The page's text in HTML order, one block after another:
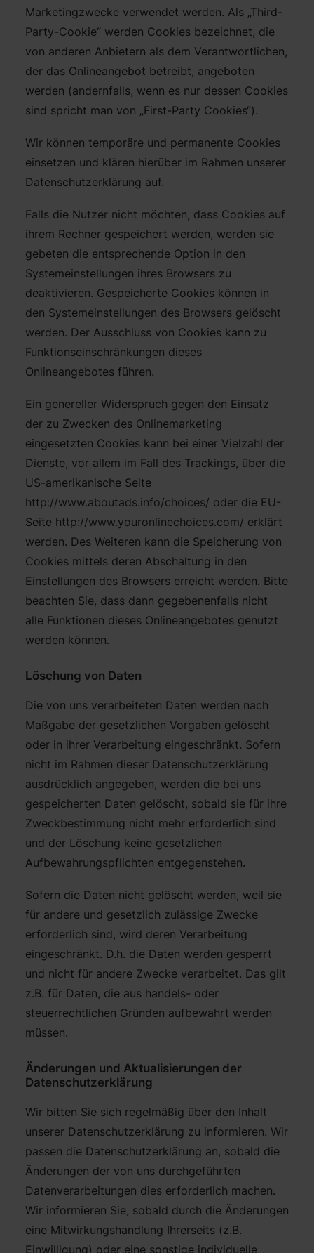
Marketingzwecke verwendet werden. Als „Third-
Party-Cookie“ werden Cookies bezeichnet, die
von anderen Anbietern als dem Verantwortlichen,
der das Onlineangebot betreibt, angeboten
werden (andernfalls, wenn es nur dessen Cookies
sind spricht man von „First-Party Cookies“).
Wir können temporäre und permanente Cookies
einsetzen und klären hierüber im Rahmen unserer
Datenschutzerklärung auf.
Falls die Nutzer nicht möchten, dass Cookies auf
ihrem Rechner gespeichert werden, werden sie
gebeten die entsprechende Option in den
Systemeinstellungen ihres Browsers zu
deaktivieren. Gespeicherte Cookies können in
den Systemeinstellungen des Browsers gelöscht
werden. Der Ausschluss von Cookies kann zu
Funktionseinschränkungen dieses
Onlineangebotes führen.
Ein genereller Widerspruch gegen den Einsatz
der zu Zwecken des Onlinemarketing
eingesetzten Cookies kann bei einer Vielzahl der
Dienste, vor allem im Fall des Trackings, über die
US-amerikanische Seite
http://www.aboutads.info/choices/ oder die EU-
Seite http://www.youronlinechoices.com/ erklärt
werden. Des Weiteren kann die Speicherung von
Cookies mittels deren Abschaltung in den
Einstellungen des Browsers erreicht werden. Bitte
beachten Sie, dass dann gegebenenfalls nicht
alle Funktionen dieses Onlineangebotes genutzt
werden können.
Löschung von Daten
Die von uns verarbeiteten Daten werden nach
Maßgabe der gesetzlichen Vorgaben gelöscht
oder in ihrer Verarbeitung eingeschränkt. Sofern
nicht im Rahmen dieser Datenschutzerklärung
ausdrücklich angegeben, werden die bei uns
gespeicherten Daten gelöscht, sobald sie für ihre
Zweckbestimmung nicht mehr erforderlich sind
und der Löschung keine gesetzlichen
Aufbewahrungspflichten entgegenstehen.
Sofern die Daten nicht gelöscht werden, weil sie
für andere und gesetzlich zulässige Zwecke
erforderlich sind, wird deren Verarbeitung
eingeschränkt. D.h. die Daten werden gesperrt
und nicht für andere Zwecke verarbeitet. Das gilt
z.B. für Daten, die aus handels- oder
steuerrechtlichen Gründen aufbewahrt werden
müssen.
Änderungen und Aktualisierungen der
Datenschutzerklärung
Wir bitten Sie sich regelmäßig über den Inhalt
unserer Datenschutzerklärung zu informieren. Wir
passen die Datenschutzerklärung an, sobald die
Änderungen der von uns durchgeführten
Datenverarbeitungen dies erforderlich machen.
Wir informieren Sie, sobald durch die Änderungen
eine Mitwirkungshandlung Ihrerseits (z.B.
Einwilligung) oder eine sonstige individuelle